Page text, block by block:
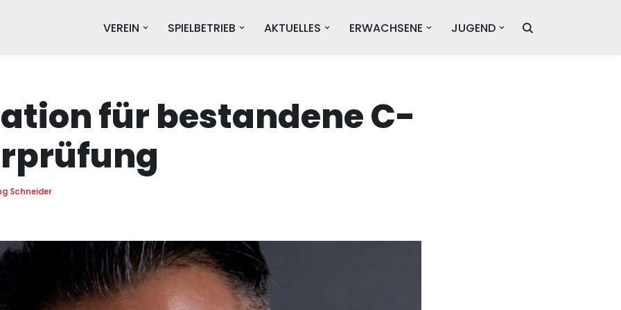
VEREIN SPIELBETRIEB AKTUELLES ERWACHSENE JUGEND
für bestandene C-
Schneider